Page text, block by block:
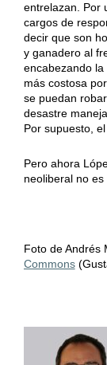
entrelazan. Por
cargos de
decir que son
y ganadero al
encabezando
más costosa
se puedan
desastre
Por supuesto,
Pero ahora
neoliberal no
Foto de Andrés
Commons